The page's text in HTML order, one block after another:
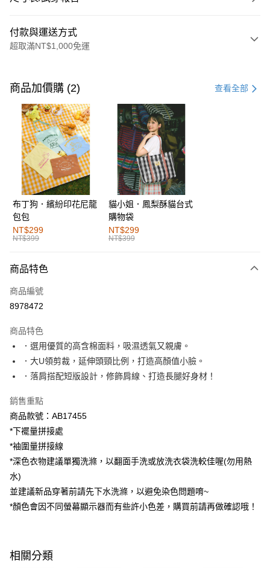
付款與運送方式
超取滿NT$1,000免運
信用卡一次付款
購物金
超商取貨付款
LINE Pay
街口支付
運送方式
全家取貨付款
每筆NT$60，滿NT$1,000(含以上)免運費
付款後全家取貨
萊爾富取貨付款
付款後萊爾富取貨
每筆NT$60，滿NT$1,000(含以上)免運費
7-11取貨付款
每筆NT$60，滿NT$1,000(含以上)免運費
付款後7-11取貨
每筆NT$60，滿NT$1,000(含以上)免運費
宅配
每筆NT$120，滿NT$1,000(含以上)免運費
付款後門市自取
每筆NT$60，滿NT$1,000(含以上)免運費
海外配送-其他亞洲地區
商品加價購 (2) 查看全部
布丁狗．繽紛印花尼龍
包包
NT$299
NT$399
貓小姐．鳳梨酥貓台式
購物袋
NT$299
NT$399
商品特色
商品編號
8978472
商品特色
．選用優質的高含棉面料，吸濕透氣又親膚。
．大U領剪裁，延伸頭頸比例，打造高顏值小臉。
．落肩搭配短版設計，修飾肩線、打造長腿好身材！
銷售重點
商品款號：AB17455
*下襬量拼接處
*袖圍量拼接線
*深色衣物建議單獨洗滌，以翻面手洗或放洗衣袋洗較佳喔(勿用熱
水)
並建議新品穿著前請先下水洗滌，以避免染色問題唷~
*顏色會因不同螢幕顯示器而有些許小色差，購買前請再做確認哦！
相關分類